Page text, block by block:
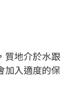
質地介於水跟
加入適度的保